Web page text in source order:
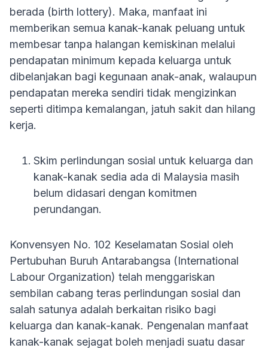
berada (birth lottery). Maka, manfaat ini
memberikan semua kanak-kanak peluang untuk
membesar tanpa halangan kemiskinan melalui
pendapatan minimum kepada keluarga untuk
dibelanjakan bagi kegunaan anak-anak, walaupun
pendapatan mereka sendiri tidak mengizinkan
seperti ditimpa kemalangan, jatuh sakit dan hilang
kerja.
Skim perlindungan sosial untuk keluarga dan
kanak-kanak sedia ada di Malaysia masih
belum didasari dengan komitmen
perundangan.
Konvensyen No. 102 Keselamatan Sosial oleh
Pertubuhan Buruh Antarabangsa (International
Labour Organization) telah menggariskan
sembilan cabang teras perlindungan sosial dan
salah satunya adalah berkaitan risiko bagi
keluarga dan kanak-kanak. Pengenalan manfaat
kanak-kanak sejagat boleh menjadi suatu dasar